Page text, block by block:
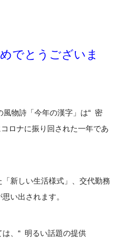
でとうございま
風物詩「今年の漢字」は“ 密
ロナに振り回された一年であ
新しい生活様式」、交代勤務
い出されます。
、“ 明るい話題の提供